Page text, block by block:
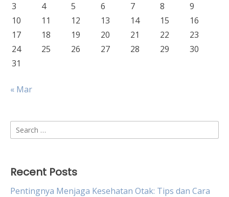
3
4 5 6 7 8
9
10
11 12 13 14 15
16
17
18 19 20 21 22
23
24
25 26 27 28 29
30
31
« Mar
Search
for:
Recent Posts
Pentingnya Menjaga Kesehatan Otak: Tips dan Cara